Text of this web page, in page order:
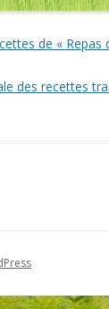
de « Repas
des recettes